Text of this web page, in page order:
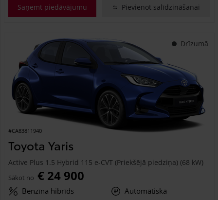
Saņemt piedāvājumu Pievienot salīdzināšanai
Drīzumā
#CA83811940
Toyota Yaris
Active Plus 1.5 Hybrid 115 e-CVT (Priekšējā piedziņa) (68 kW)
Sākot no € 24 900
Benzīna hibrīds
Automātiskā